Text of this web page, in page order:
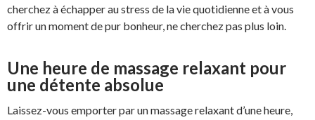
cherchez à échapper au stress de la vie quotidienne et à vous
offrir un moment de pur bonheur, ne cherchez pas plus loin.
Une heure de massage relaxant pour
une détente absolue
Laissez-vous emporter par un massage relaxant d’une heure,